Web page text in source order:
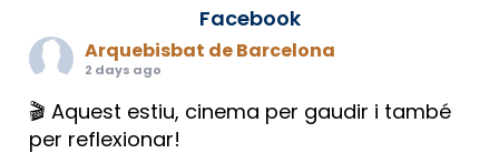
Facebook
Arquebisbat de Barcelona
2 days ago
🎬 Aquest estiu, cinema per gaudir i també
per reflexionar!